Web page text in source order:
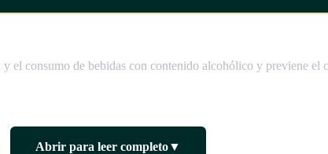
el consumo de bebidas con contenido alcohólico y previene el
Abrir para leer completo▼